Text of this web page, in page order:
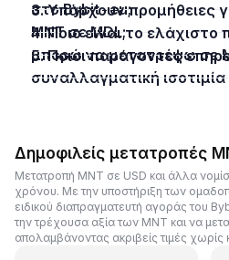
στο Bybit-eu;
3. Υπάρχουν προμήθειες για τη μετατροπή
MNT σε MDL;
4. Ποιο είναι το ελάχιστο ποσό MNT που
μπορώ να μετατρέψω σε
5. Ποιοι παράγοντες επηρεάζουν τη
συναλλαγματική
Δημοφιλείς μετατροπές
Μετατροπή MNT σε USD και άλλα
χρόνου. Με την υποστήριξη των
ειδικού διαπραγματευτή αγοράς του
την τρέχουσα αξία των MNT και να
απολαμβάνοντας ακριβείς τιμές